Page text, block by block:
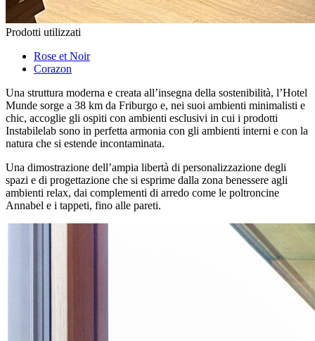
Prodotti utilizzati
Rose et Noir
Corazon
Una struttura moderna e creata all’insegna della sostenibilità, l’Hotel
Munde sorge a 38 km da Friburgo e, nei suoi ambienti minimalisti e
chic, accoglie gli ospiti con ambienti esclusivi in cui i prodotti
Instabilelab sono in perfetta armonia con gli ambienti interni e con la
natura che si estende incontaminata.
Una dimostrazione dell’ampia libertà di personalizzazione degli
spazi e di progettazione che si esprime dalla zona benessere agli
ambienti relax, dai complementi di arredo come le poltroncine
Annabel e i tappeti, fino alle pareti.